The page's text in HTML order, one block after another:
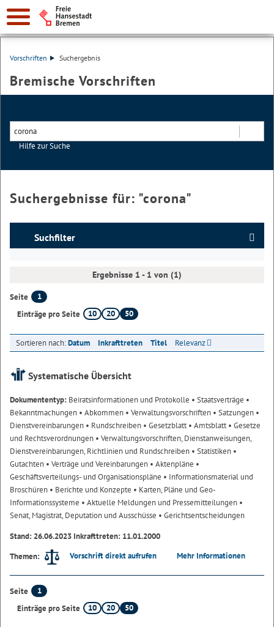
Vorschriften Suchergebnis
Bremische Vorschriften
Hilfe zur Suche
Suchergebnisse für: "corona"
Suchfilter
Ergebnisse 1 - 1 von (1)
Seite
1
Einträge pro Seite
10 20 50
Sortieren nach:Datum Inkrafttreten Titel Relevanz
Systematische Übersicht
Dokumententyp: Beiratsinformationen und Protokolle • Staatsverträge •
Bekanntmachungen • Abkommen • Verwaltungsvorschriften • Satzungen •
Dienstvereinbarungen • Rundschreiben • Gesetzblatt• Amtsblatt• Gesetze
und Rechtsverordnungen • Verwaltungsvorschriften, Dienstanweisungen,
Dienstvereinbarungen, Richtlinien und Rundschreiben • Statistiken •
Gutachten • Verträge und Vereinbarungen • Aktenpläne •
Geschäftsverteilungs- und Organisationspläne • Informationsmaterial und
Broschüren • Berichte und Konzepte • Karten, Pläne und Geo-
Informationssysteme • Aktuelle Meldungen und Pressemitteilungen •
Senat, Magistrat, Deputation und Ausschüsse • Gerichtsentscheidungen
Stand: 26.06.2023 Inkrafttreten: 11.01.2000
Themen:
Vorschrift direkt aufrufen Mehr Informationen
Seite
1
Einträge pro Seite
10 20 50